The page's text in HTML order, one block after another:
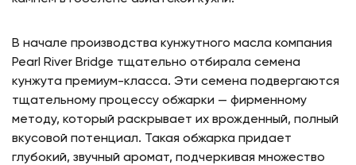
В начале производства кунжутного масла компания
Pearl River Bridge тщательно отбирала семена
кунжута премиум-класса. Эти семена подвергаются
тщательному процессу обжарки — фирменному
методу, который раскрывает их врожденный, полный
вкусовой потенциал. Такая обжарка придает
глубокий, звучный аромат, подчеркивая множество